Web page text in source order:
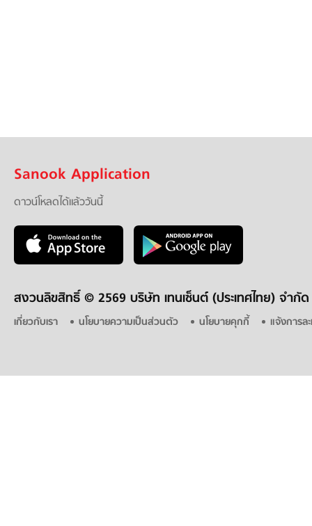
Sanook Application
ดาวน์โหลดได้แล้ววันนี้
สงวนลิขสิทธิ์ © 2569 บริษัท เทนเซ็นต์ (ประเทศไทย) จำกัด
เกี่ยวกับเรา นโยบายความเป็นส่วนตัว นโยบายคุกกี้ แจ้งการล